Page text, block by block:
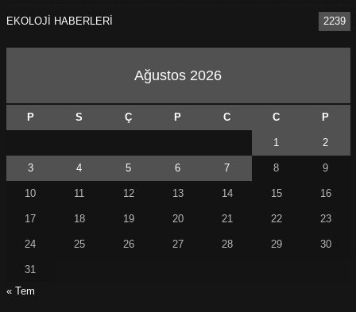
EKOLOJİ HABERLERİ 2239
Ağustos 2026
P S Ç P C C P
1 2
3 4 5 6 7 8 9
10 11 12 13 14 15 16
17 18 19 20 21 22 23
24 25 26 27 28 29 30
31
« Tem